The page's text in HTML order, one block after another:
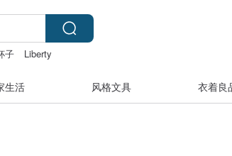
子
Liberty
生活 风格文具 衣着良